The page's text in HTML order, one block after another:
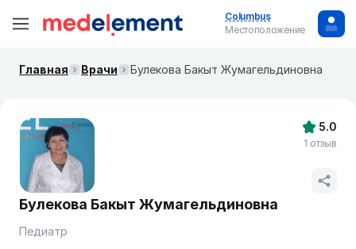
Columbus
Местоположение
Главная Врачи Булекова Бакыт Жумагельдиновна
Булекова Бакыт Жумагельдиновна
Педиатр
5.0
1 отзыв